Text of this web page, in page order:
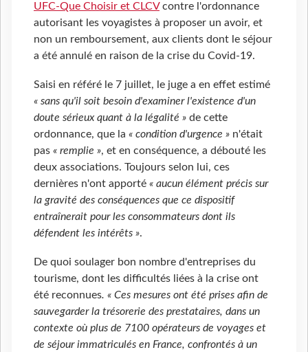
UFC-Que Choisir et CLCVcontre l'ordonnance
autorisant les voyagistes à proposer un avoir, et
non un remboursement, aux clients dont le séjour
a été annulé en raison de la crise du Covid-19.
Saisi en référé le 7 juillet, le juge a en effet estimé
« sans qu'il soit besoin d'examiner l'existence d'un
doute sérieux quant à la légalité » de cette
ordonnance, que la « condition d'urgence » n'était
pas « remplie », et en conséquence, a débouté les
deux associations. Toujours selon lui, ces
dernières n'ont apporté « aucun élément précis sur
la gravité des conséquences que ce dispositif
entraînerait pour les consommateurs dont ils
défendent les intérêts ».
De quoi soulager bon nombre d'entreprises du
tourisme, dont les difficultés liées à la crise ont
été reconnues. « Ces mesures ont été prises afin de
sauvegarder la trésorerie des prestataires, dans un
contexte où plus de 7100 opérateurs de voyages et
de séjour immatriculés en France, confrontés à un